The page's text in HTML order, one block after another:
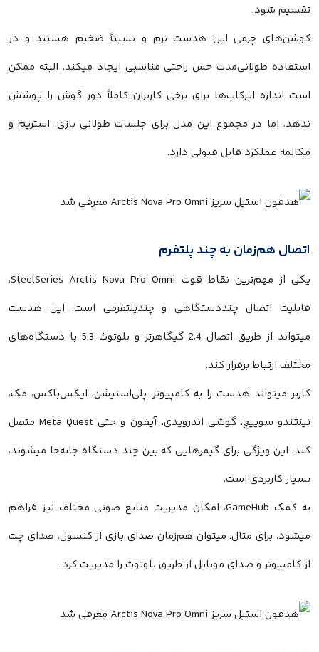
تقسیم شود.
کوشن‌های چرمی این هدست نرم و نسبتاً ضخیم هستند و در
استفاده طولانی‌مدت حس راحتی مناسبی ایجاد میکند. البته ممکن
است اندازه ایرکاپ‌ها برای برخی کاربران کاملاً دور گوش را پوشش
ندهد، اما در مجموع این مدل برای جلسات طولانی بازی، استریم و
مکالمه عملکرد قابل قبولی دارد.
اتصال هم‌زمان به چند پلتفرم
یکی از مهم‌ترین نقاط قوت SteelSeries Arctis Nova Pro Omni،
قابلیت اتصال چنددستگاهی و چندپلتفرمی است. این هدست
میتواند از طریق اتصال 2.4 گیگاهرتز و بلوتوث 5.3 با دستگاه‌های
مختلف ارتباط برقرار کند.
کاربر میتواند هدست را به کامپیوتر، پلی‌استیشن، ایکس‌باکس، مک،
نینتندو سوییچ، گوشی اندرویدی، آیفون و حتی Meta Quest متصل
کند. این ویژگی برای گیمرهایی که بین چند دستگاه جابه‌جا میشوند،
بسیار کاربردی است.
به کمک GameHub، امکان مدیریت منابع صوتی مختلف نیز فراهم
میشود. برای مثال، میتوان هم‌زمان صدای بازی از کنسول، صدای چت
از کامپیوتر و صدای موبایل از طریق بلوتوث را مدیریت کرد.